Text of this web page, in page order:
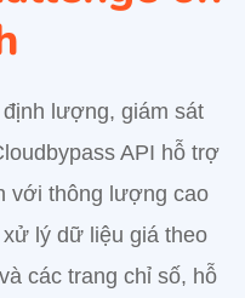
lượng, giám sát
API hỗ trợ
với thông lượng cao
lý dữ liệu giá theo
các trang chỉ số, hỗ